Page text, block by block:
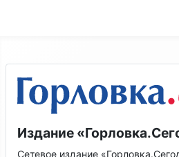
Издание
Сетевое издание